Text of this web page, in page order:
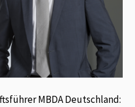
MBDA Deutschland: